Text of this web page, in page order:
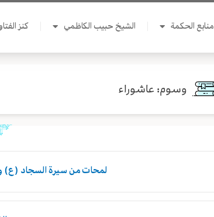
منابع الحكمة الشيخ حبيب الكاظمي كنز
وسوم: عاشوراء
لمحات من سيرة السجاد (ع)